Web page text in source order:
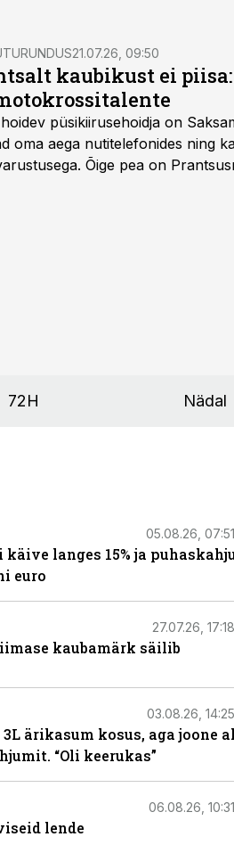
21.07.26, 09:50
kaubikust ei piisa:
püsikiirusehoidja on
oma aega nutitelefonides ning
Õige pea on
72H Nädal
05.08.26, 07:51
langes 15% ja
euro
27.07.26, 17:18
kaubamärk säilib
03.08.26, 14:25
ärikasum kosus, aga joone
“Oli keerukas”
06.08.26, 10:31
lende